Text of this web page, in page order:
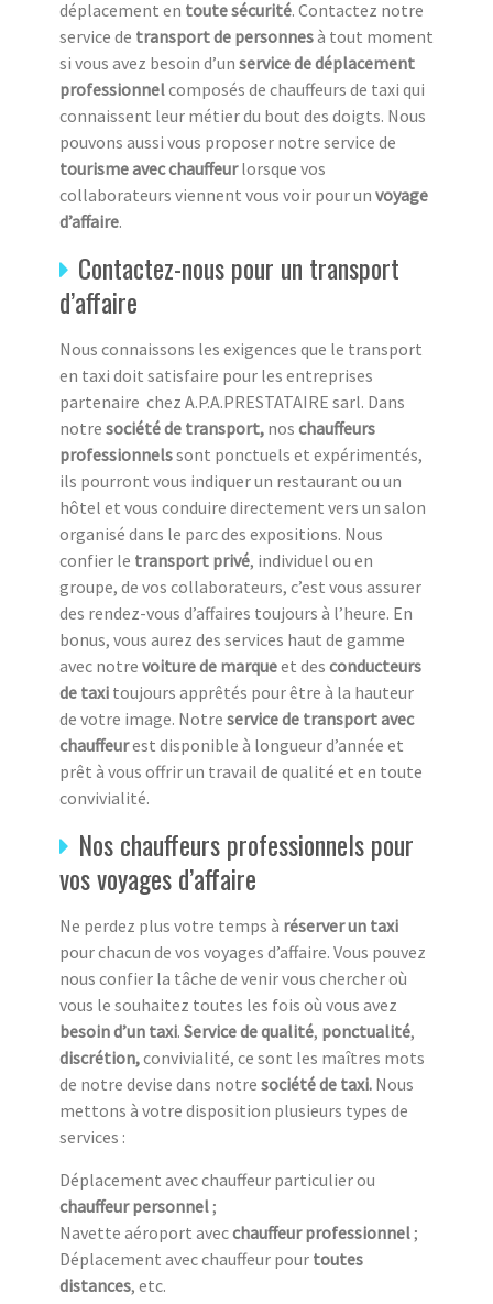
déplacement en toute sécurité. Contactez notre
service de transport de personnesà tout moment
si vous avez besoin d’un service de déplacement
professionnelcomposés de chauffeurs de taxi qui
connaissent leur métier du bout des doigts. Nous
pouvons aussi vous proposer notre service de
tourisme avec chauffeurlorsque vos
collaborateurs viennent vous voir pour un voyage
d’affaire.
Contactez-nous pour un transport
d’affaire
Nous connaissons les exigences que le transport
en taxi doit satisfaire pour les entreprises
partenaire chez A.P.A.PRESTATAIRE sarl. Dans
notre société de transport, nos chauffeurs
professionnelssont ponctuels et expérimentés,
ils pourront vous indiquer un restaurant ou un
hôtel et vous conduire directement vers un salon
organisé dans le parc des expositions. Nous
confier le transport privé, individuel ou en
groupe, de vos collaborateurs, c’est vous assurer
des rendez-vous d’affaires toujours à l’heure. En
bonus, vous aurez des services haut de gamme
avec notre voiture de marqueet des conducteurs
de taxi toujours apprêtés pour être à la hauteur
de votre image. Notre service de transport avec
chauffeurest disponible à longueur d’année et
prêt à vous offrir un travail de qualité et en toute
convivialité.
Nos chauffeurs professionnels pour
vos voyages d’affaire
Ne perdez plus votre temps à réserver un taxi
pour chacun de vos voyages d’affaire. Vous pouvez
nous confier la tâche de venir vous chercher où
vous le souhaitez toutes les fois où vous avez
besoin d’un taxi. Service de qualité, ponctualité,
discrétion,convivialité, ce sont les maîtres mots
de notre devise dans notre société de taxi. Nous
mettons à votre disposition plusieurs types de
services :
Déplacement avec chauffeur particulier ou
chauffeur personnel;
Navette aéroport avecchauffeur professionnel;
Déplacement avec chauffeur pour toutes
distances, etc.